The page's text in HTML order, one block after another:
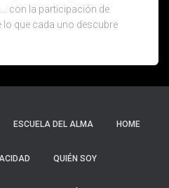
con la participación de
que cada uno descubre
ESCUELA DEL ALMA HOME
QUIÉN SOY